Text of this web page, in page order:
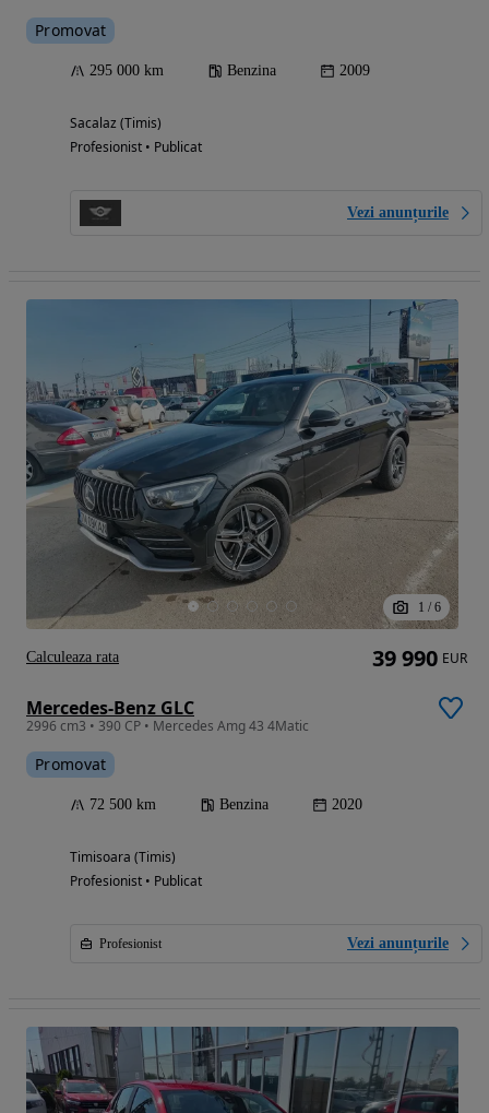
Promovat
295 000 km Benzina 2009
Sacalaz (Timis)
Profesionist • Publicat
Vezi anunțurile
1 / 6
Mercedes-Benz GLC
2996 cm3 • 390 CP • Mercedes Amg 43 4Matic
Promovat
72 500 km Benzina 2020
Timisoara (Timis)
Profesionist • Publicat
Profesionist Vezi anunțurile
39 990 EUR
Calculeaza rata